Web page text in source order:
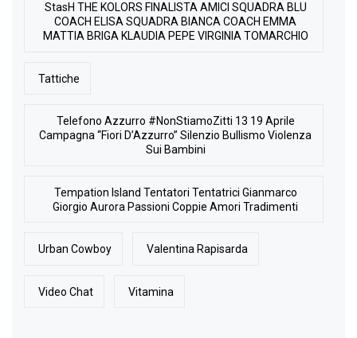
StasH THE KOLORS FINALISTA AMICI SQUADRA BLU
COACH ELISA SQUADRA BIANCA COACH EMMA
MATTIA BRIGA KLAUDIA PEPE VIRGINIA TOMARCHIO
Tattiche
Telefono Azzurro #NonStiamoZitti 13 19 Aprile
Campagna “Fiori D’Azzurro” Silenzio Bullismo Violenza
Sui Bambini
Tempation Island Tentatori Tentatrici Gianmarco
Giorgio Aurora Passioni Coppie Amori Tradimenti
Urban Cowboy Valentina Rapisarda
Video Chat Vitamina